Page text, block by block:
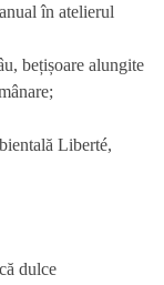
în atelierul
bețișoare alungite
Liberté,
dulce